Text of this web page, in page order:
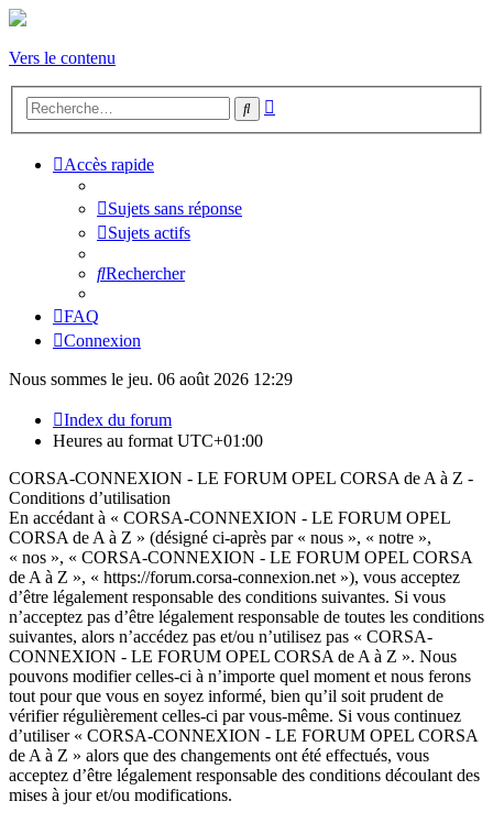
Vers le contenu
Rechercher
Accès rapide
Sujets sans réponse
Sujets actifs
Rechercher
FAQ
Connexion
Nous sommes le jeu. 06 août 2026 12:29
Index du forum
Heures au format UTC+01:00
CORSA-CONNEXION - LE FORUM OPEL CORSA de A à Z -
Conditions d’utilisation
En accédant à « CORSA-CONNEXION - LE FORUM OPEL
CORSA de A à Z » (désigné ci-après par « nous », « notre »,
« nos », « CORSA-CONNEXION - LE FORUM OPEL CORSA
de A à Z », « https://forum.corsa-connexion.net »), vous acceptez
d’être légalement responsable des conditions suivantes. Si vous
n’acceptez pas d’être légalement responsable de toutes les conditions
suivantes, alors n’accédez pas et/ou n’utilisez pas « CORSA-
CONNEXION - LE FORUM OPEL CORSA de A à Z ». Nous
pouvons modifier celles-ci à n’importe quel moment et nous ferons
tout pour que vous en soyez informé, bien qu’il soit prudent de
vérifier régulièrement celles-ci par vous-même. Si vous continuez
d’utiliser « CORSA-CONNEXION - LE FORUM OPEL CORSA
de A à Z » alors que des changements ont été effectués, vous
acceptez d’être légalement responsable des conditions découlant des
mises à jour et/ou modifications.